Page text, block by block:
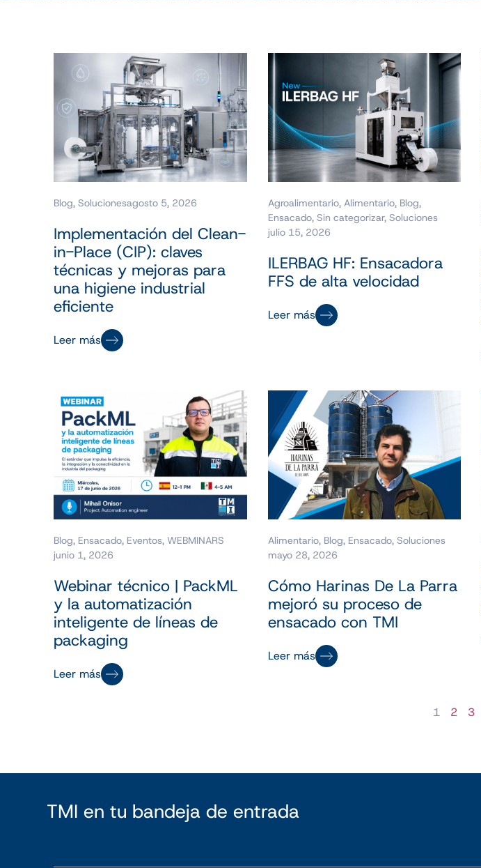
Blog,Solucionesagosto 5, 2026
Implementación del Clean-
in-Place (CIP): claves
técnicas y mejoras para
una higiene industrial
eficiente
Leer más
Agroalimentario, Alimentario, Blog,
Ensacado, Sin categorizar, Soluciones
julio 15, 2026
ILERBAG HF: Ensacadora
FFS de alta velocidad
Leer más
Blog, Ensacado, Eventos,WEBMINARS
junio 1, 2026
Webinar técnico | PackML
y la automatización
inteligente de líneas de
packaging
Leer más
Alimentario, Blog, Ensacado, Soluciones
mayo 28, 2026
Cómo Harinas De La Parra
mejoró su proceso de
ensacado con TMI
Leer más
1 2 3
TMI en tu bandeja de entrada